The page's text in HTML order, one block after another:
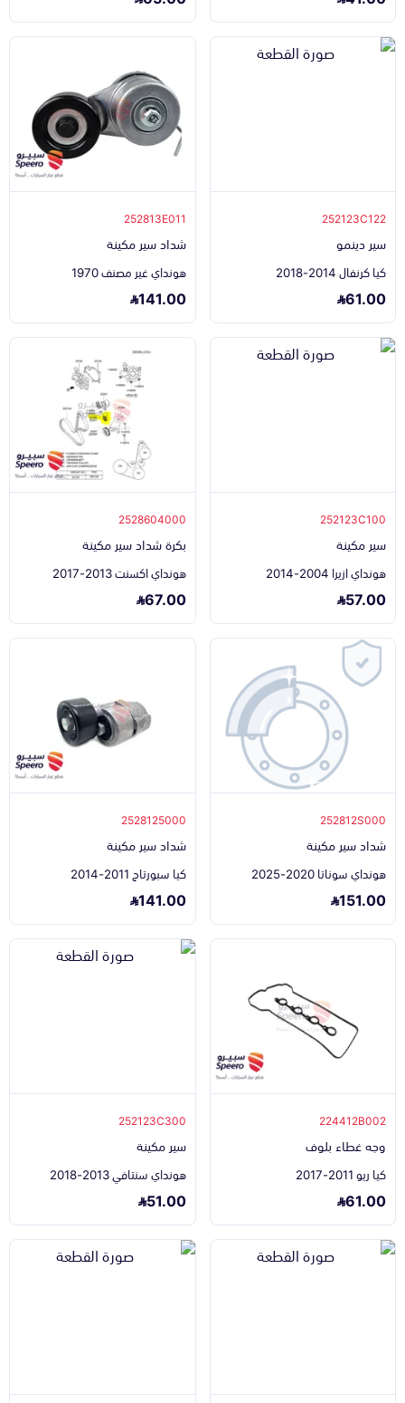
252123C122
سير دينمو
كيا كرنفال 2014-2018
61.00
252813E011
شداد سير مكينة
هونداي غير مصنف 1970
141.00
252123C100
سير مكينة
هونداي ازيرا 2004-2014
57.00
2528604000
بكرة شداد سير مكينة
هونداي اكسنت 2013-2017
67.00
252812S000
شداد سير مكينة
هونداي سوناتا 2020-2025
151.00
2528125000
شداد سير مكينة
كيا سبورتاج 2011-2014
141.00
224412B002
وجه غطاء بلوف
كيا ريو 2011-2017
61.00
252123C300
سير مكينة
هونداي سنتافي 2013-2018
51.00